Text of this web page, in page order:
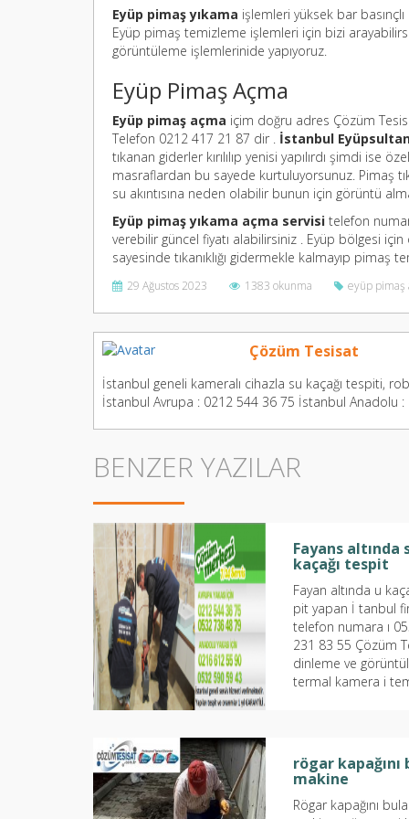
Eyüp pimaş yıkama işlemleri yüksek bar basınçlı
Eyüp pimaş temizleme işlemleri için bizi
görüntüleme işlemlerinide yapıyoruz.
Eyüp Pimaş Açma
Eyüp pimaş açma içim doğru adres Çözüm
Telefon 0212 417 21 87 dir . İstanbul
tıkanan giderler kırılılıp yenisi yapılırdı şimdi ise
masraflardan bu sayede kurtuluyorsunuz. Pimaş
su akıntısına neden olabilir bunun için görüntü
Eyüp pimaş yıkama açma servisi telefon
verebilir güncel fiyatı alabilirsiniz . Eyüp bölgesi
sayesinde tıkanıklığı gidermekle kalmayıp pimaş
29 Ağustos 2023 1383 okunma eyüp pimaş
Çözüm Tesisat
İstanbul geneli kameralı cihazla su kaçağı tespiti,
İstanbul Avrupa : 0212 544 36 75 İstanbul Anadolu
BENZER YAZILAR
Fayans altında
kaçağı tespit
Fayan altında u
pit yapan İ tanbul
telefon numara ı
231 83 55 Çözüm
dinleme ve
termal kamera i
rögar kapağını
makine
Rögar kapağını